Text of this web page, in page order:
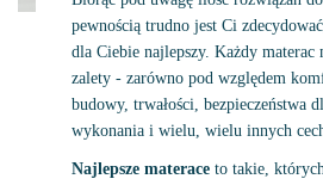
pewnością trudno jest Ci
dla Ciebie najlepszy. Każdy materac
zalety - zarówno pod względem
budowy, trwałości, bezpieczeństwa
wykonania i wielu, wielu innych
Najlepsze materace to takie,